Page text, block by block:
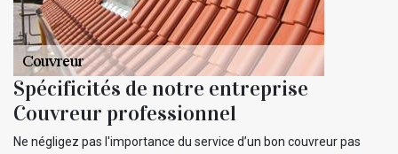
Spécificités de notre entreprise
Couvreur professionnel
Ne négligez pas l'importance du service d’un bon couvreur pas